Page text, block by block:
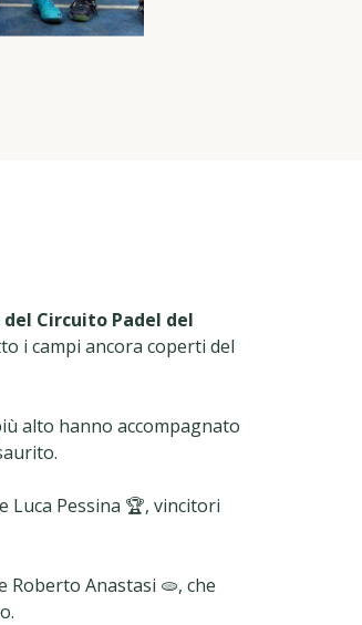
del Circuito Padel del
i campi ancora coperti del
alto hanno accompagnato
Luca Pessina 🏆, vincitori
Roberto Anastasi 🫓, che